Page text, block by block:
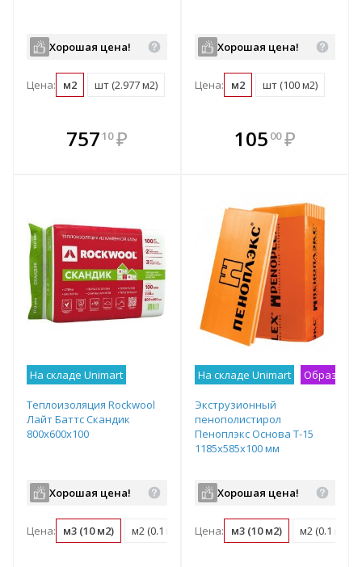
Хорошая цена!
Цена: м2 шт (2.977 м2)
757 10 ₽
В комплекте
всегда выгоднее!
Хорошая цена!
Цена: м2 шт (100 м2)
В комплекте
всегда выгоднее!
105 00 ₽
На складе Unimart
Теплоизоляция Rockwool
Лайт Баттс Скандик
800х600х100
Хорошая цена!
Цена: м3 (10 м2) м2 (0.1 м3) упаковка (0.29 м3)
На складе Unimart Образец
Экструзионный
пенополистирол
Пеноплэкс Основа Т-15
1185х585х100 мм
Хорошая цена!
Цена: м3 (10 м2) м2 (0.1 м3)